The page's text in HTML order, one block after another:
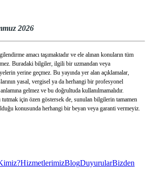
2026
amacı taşımaktadır ve ele alınan konuların tüm
Buradaki bilgiler, ilgili bir uzmandan veya
yerine geçmez. Bu yayında yer alan açıklamalar,
yasal, vergisel ya da herhangi bir profesyonel
gelmez ve bu doğrultuda kullanılmamalıdır.
için özen göstersek de, sunulan bilgilerin tamamen
konusunda herhangi bir beyan veya garanti vermeyiz.
HizmetlerimizBlogDuyurularBizden